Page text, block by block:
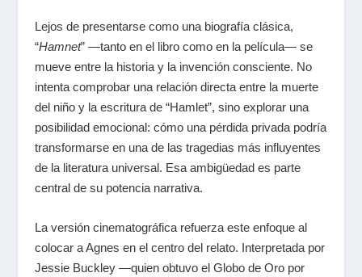
Lejos de presentarse como una biografía clásica,
“Hamnet”—tanto en el libro como en la película— se
mueve entre la historia y la invención consciente. No
intenta comprobar una relación directa entre la muerte
del niño y la escritura de “Hamlet”, sino explorar una
posibilidad emocional: cómo una pérdida privada podría
transformarse en una de las tragedias más influyentes
de la literatura universal. Esa ambigüedad es parte
central de su potencia narrativa.
La versión cinematográfica refuerza este enfoque al
colocar a Agnes en el centro del relato. Interpretada por
Jessie Buckley —quien obtuvo el Globo de Oro por